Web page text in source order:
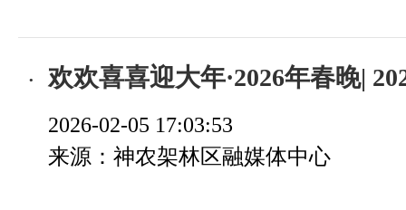
欢欢喜喜迎大年·2026年春晚| 2026年林区春
2026-02-05 17:03:53
来源：神农架林区融媒体中心